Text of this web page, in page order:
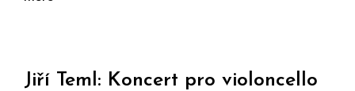
Jiří Teml: Koncert pro violoncello